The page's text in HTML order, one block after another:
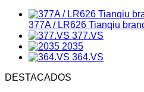
377A / LR626 Tianqiu
377.VS
2035
364.VS
DESTACADOS